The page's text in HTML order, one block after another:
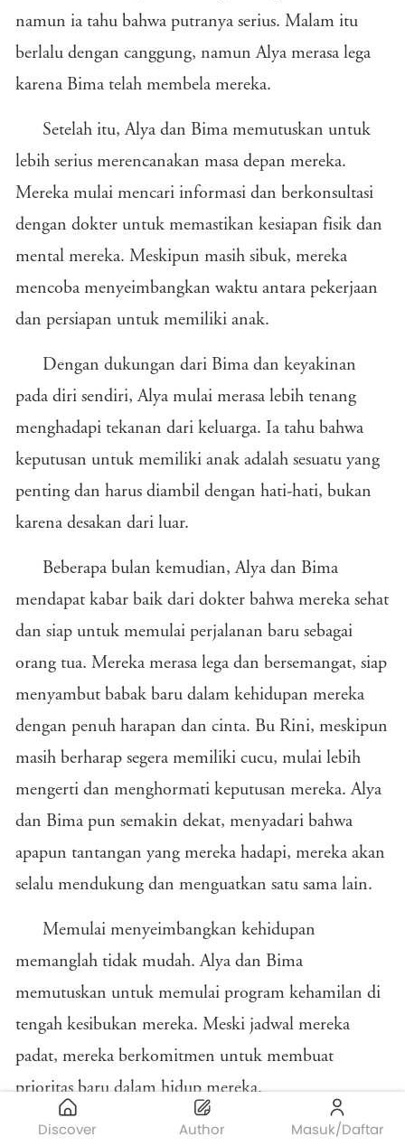
Discover Author Masuk/Daftar
namun ia tahu bahwa putranya serius. Malam itu
berlalu dengan canggung, namun Alya merasa lega
karena Bima telah membela mereka.
Setelah itu, Alya dan Bima memutuskan untuk
lebih serius merencanakan masa depan mereka.
Mereka mulai mencari informasi dan berkonsultasi
dengan dokter untuk memastikan kesiapan fisik dan
mental mereka. Meskipun masih sibuk, mereka
mencoba menyeimbangkan waktu antara pekerjaan
dan persiapan untuk memiliki anak.
Dengan dukungan dari Bima dan keyakinan
pada diri sendiri, Alya mulai merasa lebih tenang
menghadapi tekanan dari keluarga. Ia tahu bahwa
keputusan untuk memiliki anak adalah sesuatu yang
penting dan harus diambil dengan hati-hati, bukan
karena desakan dari luar.
Beberapa bulan kemudian, Alya dan Bima
mendapat kabar baik dari dokter bahwa mereka sehat
dan siap untuk memulai perjalanan baru sebagai
orang tua. Mereka merasa lega dan bersemangat, siap
menyambut babak baru dalam kehidupan mereka
dengan penuh harapan dan cinta. Bu Rini, meskipun
masih berharap segera memiliki cucu, mulai lebih
mengerti dan menghormati keputusan mereka. Alya
dan Bima pun semakin dekat, menyadari bahwa
apapun tantangan yang mereka hadapi, mereka akan
selalu mendukung dan menguatkan satu sama lain.
Memulai menyeimbangkan kehidupan
memanglah tidak mudah. Alya dan Bima
memutuskan untuk memulai program kehamilan di
tengah kesibukan mereka. Meski jadwal mereka
padat, mereka berkomitmen untuk membuat
prioritas baru dalam hidup mereka.
Namun, karena masih tinggal di rumah ibu